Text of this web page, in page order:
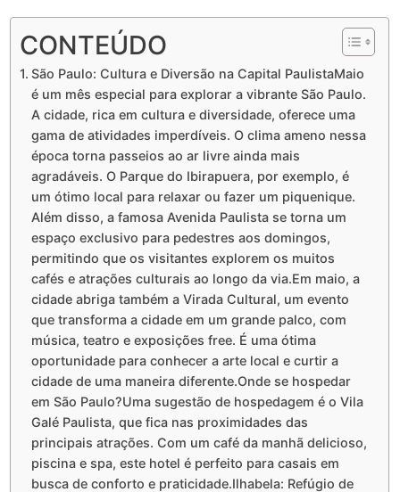
CONTEÚDO
São Paulo: Cultura e Diversão na Capital PaulistaMaio
é um mês especial para explorar a vibrante São Paulo.
A cidade, rica em cultura e diversidade, oferece uma
gama de atividades imperdíveis. O clima ameno nessa
época torna passeios ao ar livre ainda mais
agradáveis. O Parque do Ibirapuera, por exemplo, é
um ótimo local para relaxar ou fazer um piquenique.
Além disso, a famosa Avenida Paulista se torna um
espaço exclusivo para pedestres aos domingos,
permitindo que os visitantes explorem os muitos
cafés e atrações culturais ao longo da via.Em maio, a
cidade abriga também a Virada Cultural, um evento
que transforma a cidade em um grande palco, com
música, teatro e exposições free. É uma ótima
oportunidade para conhecer a arte local e curtir a
cidade de uma maneira diferente.Onde se hospedar
em São Paulo?Uma sugestão de hospedagem é o Vila
Galé Paulista, que fica nas proximidades das
principais atrações. Com um café da manhã delicioso,
piscina e spa, este hotel é perfeito para casais em
busca de conforto e praticidade.Ilhabela: Refúgio de